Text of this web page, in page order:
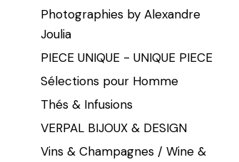
Photographies by Alexandre
Joulia
PIECE UNIQUE - UNIQUE PIECE
Sélections pour Homme
Thés & Infusions
VERPAL BIJOUX & DESIGN
Vins & Champagnes / Wine &